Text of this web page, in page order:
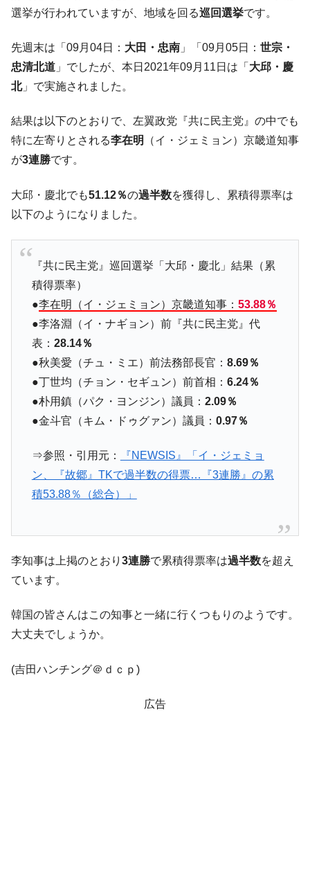
や、若者に起業させよう」⇒ どんな雇用対策だソレ。
『Money1』
【韓国の外貨準備】2026年07月は4,279億ド
ル。外平債の発行「19.4億ドル」
『Money1』
韓国「ここは北朝鮮なのか。選管がサーバ
ーにウソのデータを入力したのは明白だ」
『Money1』
韓国･李在明さっそく不動産対策で浅薄な発
言。
『Money1』
『Money1』
『韓国銀行』が「金の保有量を増やしま
す」⇒「金を経由するドル入手」手段ではないのか？
ル」まで拡大 ⇒ 海外資金の動きに強く左右される状態
『Money1』
韓国･帰ってきた李在明。李在明を支持しな
い「50.5％」に上昇
『Money1』
韓国大統領府ボンクラ政策室長が告発され
た ⇒ 国家が行った恐るべき株価操作であり、空前の国政壟
『Money1』
韓国･警察職員が「丸刈りになって抗議活
動」
『Money1』
中国だけが鉄鋼輸出を異常増加させる ⇒ 中
国の過剰生産が世界を蝕む。
種は全般的「不調」⇒ PSIが示す現況は決して良くない。
『Money1』
【米韓激突案件】韓国消費者院が『クーパ
ン』1人当たり賠償10万ウォンを認定 ⇒ 総額3兆7,000億
『Money1』
韓国型イージス搭載の次世代駆逐艦
「KDDX」1番艦、2032年竣工と公示
『Money1』
『Money1』
韓国政府『BYD』車への補助金を全廃 ⇒ 実
は韓国で『BYD』車は売れている。6カ月で対前年同期比
『Money1』
在韓米国大使スティールが着韓！⇒ さっそ
ドを掲げる「在韓反米勢力」
選挙が行われていますが、地域を回る巡回選挙です。
先週末は「09月04日： 大田・忠南 」「09月05日： 世宗・
忠清北道 」でしたが、本日2021年09月11日は「 大邱・慶
北」で実施されました。
結果は以下のとおりで、左翼政党『共に民主党』の中でも
特に左寄りとされる李在明
（イ・ジェミョン）京畿道知事
が3連勝です。
大邱・慶北でも51.12％の過半数を獲得し、累積得票率は
以下のようになりました。
『共に民主党』巡回選挙「大邱・慶北」結果（累
積得票率）
●李在明（イ・ジェミョン）京畿道知事： 53.88％
●李洛淵（イ・ナギョン）前『共に民主党』代
表： 28.14％
●秋美愛（チュ・ミエ）前法務部長官： 8.69％
●丁世均（チョン・セギュン）前首相： 6.24％
●朴用鎮（パク・ヨンジン）議員： 2.09％
●金斗官（キム・ドゥグァン）議員： 0.97％
⇒参照・引用元：
『NEWSIS』「イ・ジェミョ
ン、『故郷』TKで過半数の得票…『3連勝』の累
積53.88％（総合）」
李知事は上掲のとおり 3連勝で累積得票率は過半数を超え
ています。
韓国の皆さんはこの知事と一緒に行くつもりのようです。
大丈夫でしょうか。
(吉田ハンチング＠ｄｃｐ)
広告